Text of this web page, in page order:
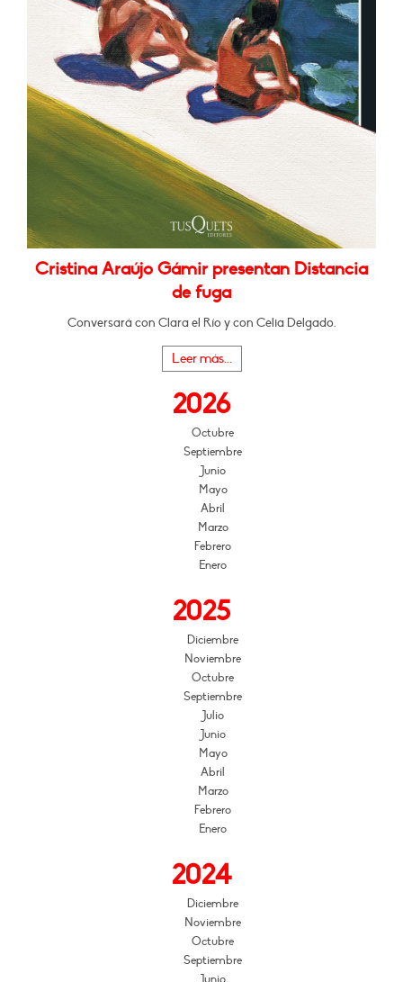
Cristina Araújo Gámir presentan Distancia
de fuga
Conversará con Clara el Río y con Celia Delgado.
Leer más...
2026
Octubre
Septiembre
Junio
Mayo
Abril
Marzo
Febrero
Enero
2025
Diciembre
Noviembre
Octubre
Septiembre
Julio
Junio
Mayo
Abril
Marzo
Febrero
Enero
2024
Diciembre
Noviembre
Octubre
Septiembre
Junio